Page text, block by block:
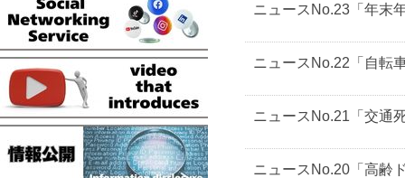
ニュースNo.23「年末
ニュースNo.22「自転
ニュースNo.21「交通
ニュースNo.20「高齢